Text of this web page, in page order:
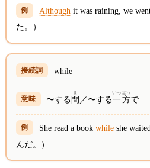
Although it was raining, we
た。）
while
〜する間
ま
／〜する一方
いっぽう
で
She read a bookwhile she
んだ。）